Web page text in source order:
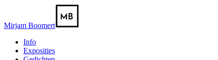
Mirjam Boomert
Info
Exposities